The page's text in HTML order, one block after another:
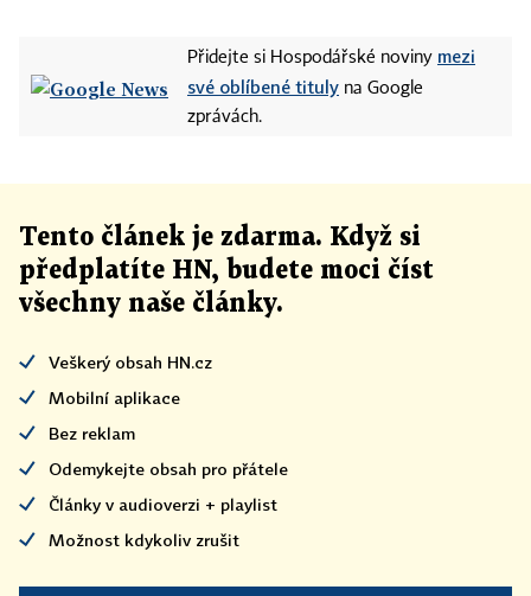
Přidejte si Hospodářské noviny mezi
své oblíbené tituly na Google
zprávách.
Tento článek je zdarma. Když si
předplatíte HN, budete moci číst
všechny naše články.
Veškerý obsah HN.cz
Mobilní aplikace
Bez reklam
Odemykejte obsah pro přátele
Články v audioverzi + playlist
Možnost kdykoliv zrušit